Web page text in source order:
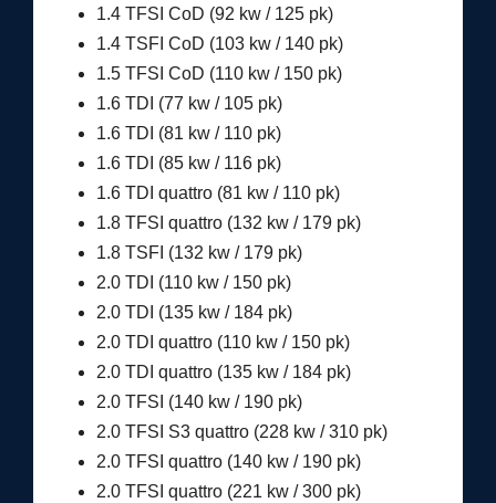
1.4 TFSI CoD (92 kw / 125 pk)
1.4 TSFI CoD (103 kw / 140 pk)
1.5 TFSI CoD (110 kw / 150 pk)
1.6 TDI (77 kw / 105 pk)
1.6 TDI (81 kw / 110 pk)
1.6 TDI (85 kw / 116 pk)
1.6 TDI quattro (81 kw / 110 pk)
1.8 TFSI quattro (132 kw / 179 pk)
1.8 TSFI (132 kw / 179 pk)
2.0 TDI (110 kw / 150 pk)
2.0 TDI (135 kw / 184 pk)
2.0 TDI quattro (110 kw / 150 pk)
2.0 TDI quattro (135 kw / 184 pk)
2.0 TFSI (140 kw / 190 pk)
2.0 TFSI S3 quattro (228 kw / 310 pk)
2.0 TFSI quattro (140 kw / 190 pk)
2.0 TFSI quattro (221 kw / 300 pk)